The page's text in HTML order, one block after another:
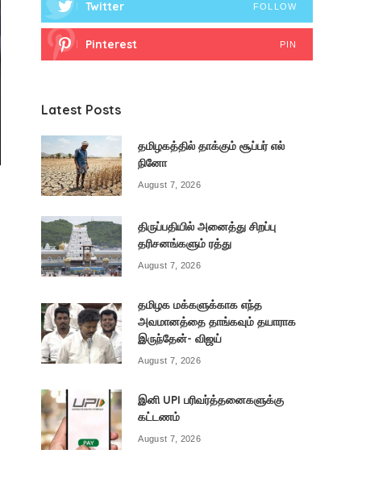
Twitter FOLLOW
Pinterest PIN
Latest Posts
தமிழகத்தில் தாக்கும் சூப்பர் எல்
நினோ
August 7, 2026
திருப்பதியில் அனைத்து சிறப்பு
தரிசனங்களும் ரத்து
August 7, 2026
தமிழக மக்களுக்காக எந்த
அவமானத்தை தாங்கவும் தயாராக
இருந்தேன்- விஜய்
August 7, 2026
இனி UPI பரிவர்த்தனைகளுக்கு
கட்டணம்
August 7, 2026